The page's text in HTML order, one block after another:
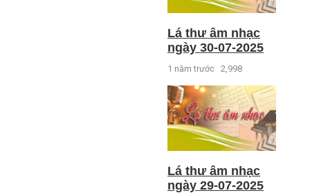
Lá thư âm nhạc
ngày 30-07-2025
1 năm trước 2,998
Lá thư âm nhạc
ngày 29-07-2025